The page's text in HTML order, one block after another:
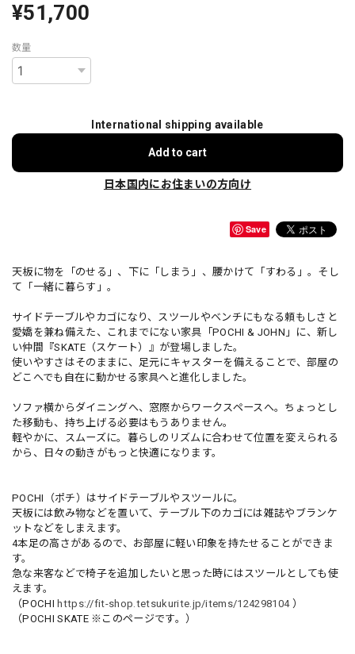
¥51,700
数量
International shipping available
Add to cart
日本国内にお住まいの方向け
Save
天板に物を「のせる」、下に「しまう」、腰かけて「すわる」。そし
て「一緒に暮らす」。
サイドテーブルやカゴになり、スツールやベンチにもなる頼もしさと
愛嬌を兼ね備えた、これまでにない家具「POCHI & JOHN」に、新し
い仲間『SKATE（スケート）』が登場しました。
使いやすさはそのままに、足元にキャスターを備えることで、部屋の
どこへでも自在に動かせる家具へと進化しました。
ソファ横からダイニングへ、窓際からワークスペースへ。ちょっとし
た移動も、持ち上げる必要はもうありません。
軽やかに、スムーズに。暮らしのリズムに合わせて位置を変えられる
から、日々の動きがもっと快適になります。
POCHI（ポチ）はサイドテーブルやスツールに。
天板には飲み物などを置いて、テーブル下のカゴには雑誌やブランケ
ットなどをしまえます。
4本足の高さがあるので、お部屋に軽い印象を持たせることができま
す。
急な来客などで椅子を追加したいと思った時にはスツールとしても使
えます。
（POCHI https://fit-shop.tetsukurite.jp/items/124298104）
（POCHI SKATE ※このページです。）